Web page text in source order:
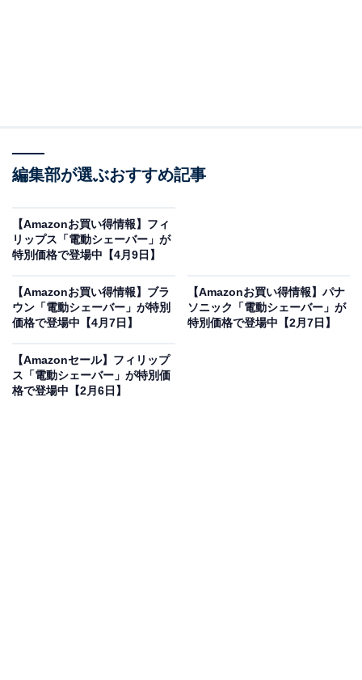
Amazonのセール商品から売れ筋ランキングまで、毎日のお買いも
※本記事で紹介している商品の購入やサービスの利用により、売上の一部が
ブラウンの「電動シェーバー」が限定価格に！
31％オフで登場
編集部が選ぶおすすめ記事
【Amazonお買い得情報】フィ
リップス「電動シェーバー」が
特別価格で登場中【4月9日】
【Amazonお買い得情報】ブラ
ウン「電動シェーバー」が特別
価格で登場中【4月7日】
【Amazonお買い得情報】パナ
ソニック「電動シェーバー」が
特別価格で登場中【2月7日】
【Amazonセール】フィリップ
ス「電動シェーバー」が特別価
格で登場中【2月6日】